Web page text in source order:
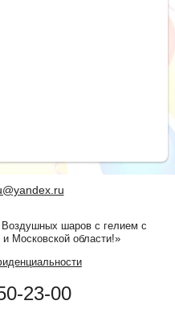
Воздушных шаров с гелием с
Московской области!»
23-00